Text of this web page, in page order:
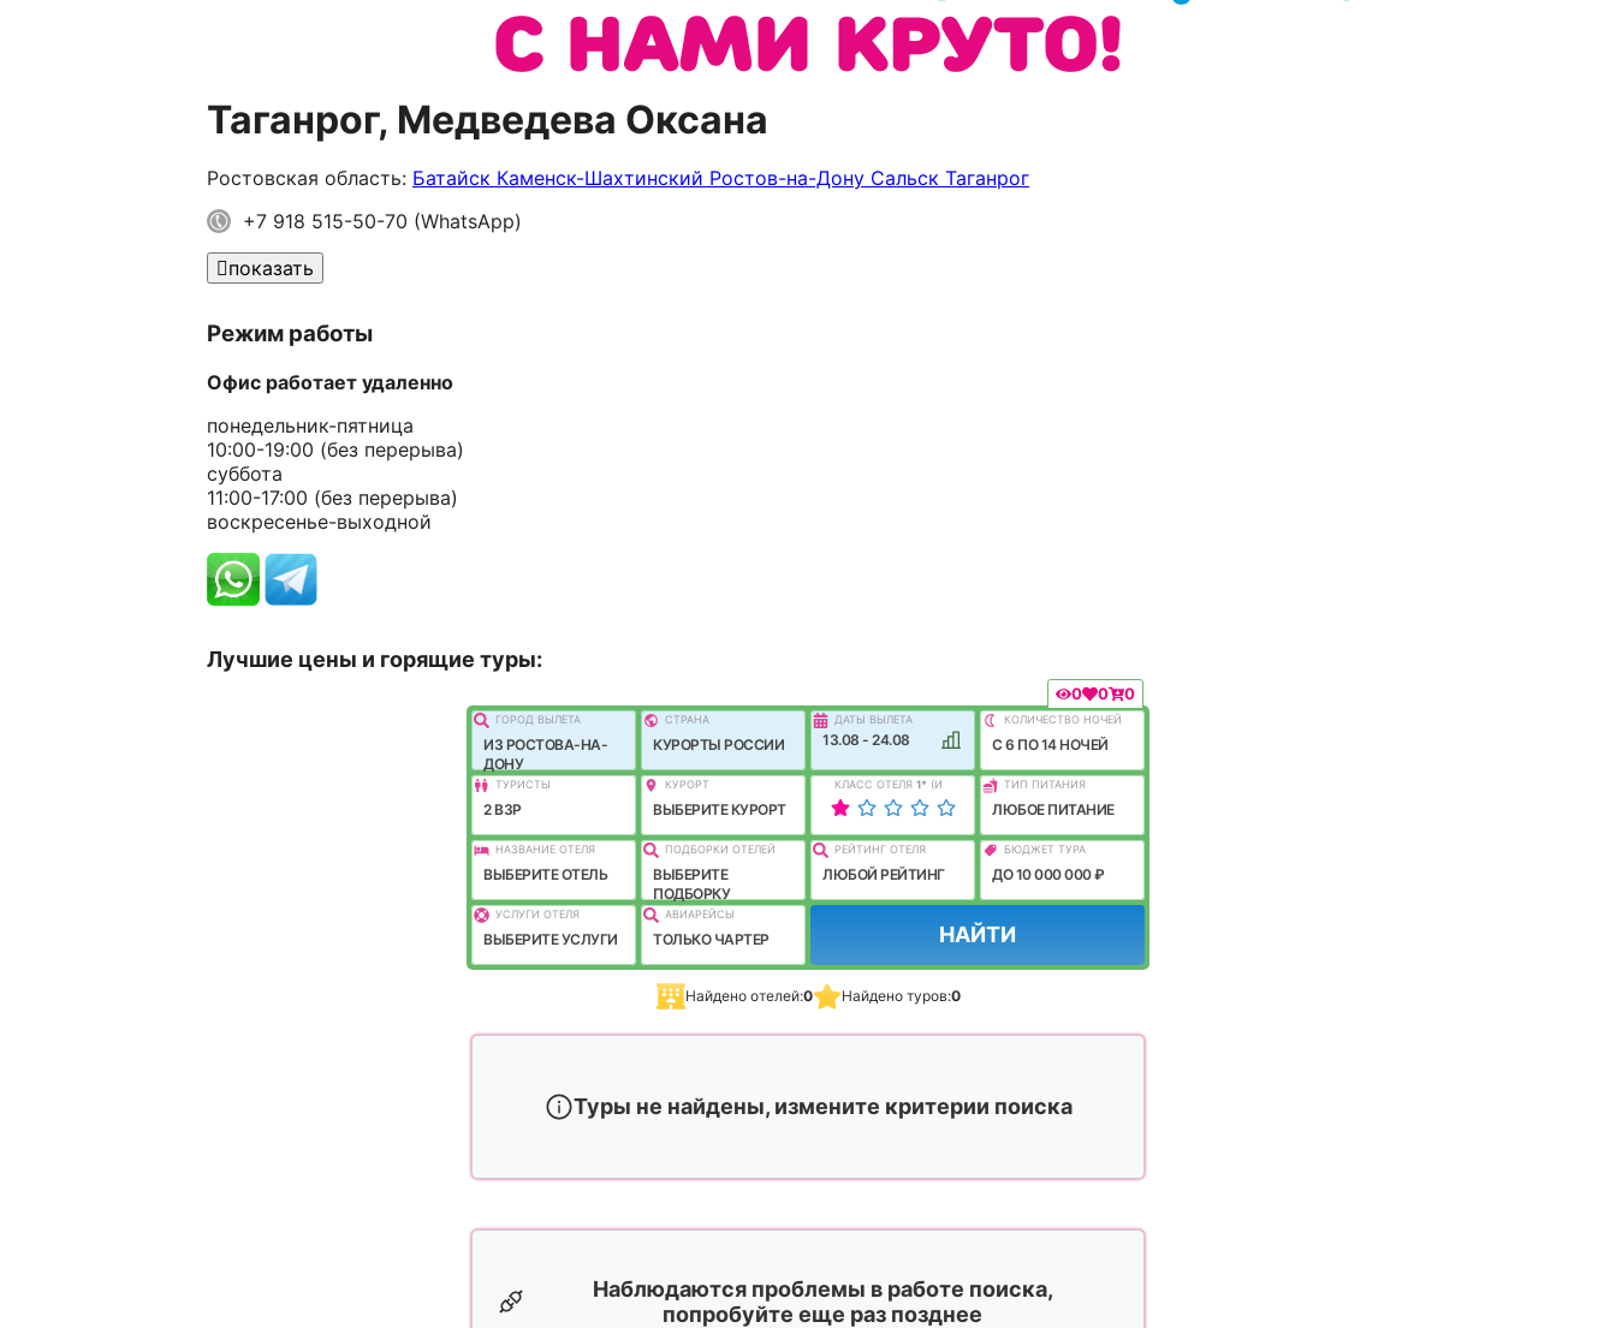
Таганрог, Медведева Оксана
Ростовская область: Батайск Каменск-Шахтинский Ростов-на-Дону Сальск Таганрог
+7 918 515-50-70 (WhatsApp)
показать
Режим работы
Офис работает удаленно
понедельник-пятница
10:00-19:00 (без перерыва)
суббота
11:00-17:00 (без перерыва)
воскресенье-выходной
Лучшие цены и горящие туры:
0 0 0
ГОРОД ВЫЛEТА
ИЗ РОСТОВА-НА-
ДОНУ
СТРАНА
КУРОРТЫ РОССИИ
ДАТЫ ВЫЛЕТА
13.08 - 24.08
КОЛИЧЕСТВО НОЧЕЙ
C 6 ПО 14 НОЧЕЙ
ТУРИСТЫ
2 ВЗР
КУРОРТ
ВЫБЕРИТЕ КУРОРТ
КЛАСС ОТЕЛЯ 1* (И
ЛУЧШЕ)
ТИП ПИТАНИЯ
ЛЮБОЕ ПИТАНИЕ
НАЗВАНИЕ ОТЕЛЯ
ВЫБЕРИТЕ ОТЕЛЬ
ПОДБОРКИ ОТЕЛЕЙ
ВЫБЕРИТЕ
ПОДБОРКУ
РЕЙТИНГ ОТЕЛЯ
ЛЮБОЙ РЕЙТИНГ
БЮДЖЕТ ТУРА
ДО 10 000 000 ₽
УСЛУГИ ОТЕЛЯ
ВЫБЕРИТЕ УСЛУГИ
АВИАРЕЙСЫ
ТОЛЬКО ЧАРТЕР НАЙТИ
Найдено отелей:0 Найдено туров:0
Туры не найдены, измените критерии поиска
Наблюдаются проблемы в работе поиска,
попробуйте еще раз позднее